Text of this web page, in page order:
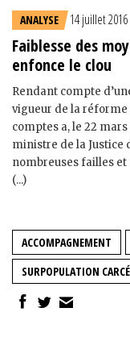
ANALYSE 14 juillet 2016
Faiblesse des
enfonce le clou
Rendant compte
vigueur de la réforme
comptes a, le 22
ministre de la Justice
nombreuses failles et
(...)
ACCOMPAGNEMENT
SURPOPULATION